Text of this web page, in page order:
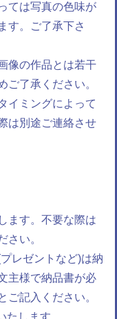
ては写真の色味が
す。ご了承下さ
像の作品とは若干
ご了承ください。
イミングによって
は別途ご連絡させ
ます。不要な際は
さい。
レゼントなど)は納
主様で納品書が必
ご記入ください。
たします。